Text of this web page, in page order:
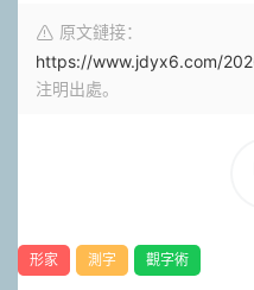
原文鏈接：
https://www.jdyx6.com/
注明出處。
形家 測字 觀字術